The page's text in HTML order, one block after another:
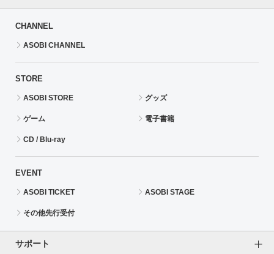
CHANNEL
ASOBI CHANNEL
STORE
ASOBI STORE グッズ
ゲーム 電子書籍
CD / Blu-ray
EVENT
ASOBI TICKET ASOBI STAGE
その他先行受付
サポート